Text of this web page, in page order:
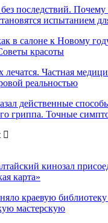
последствий.
испытанием
в салоне к Новому
красоты
Частная
реальностью
действенные
гриппа. Точные
кинозал
карта»
краевую
мастерскую